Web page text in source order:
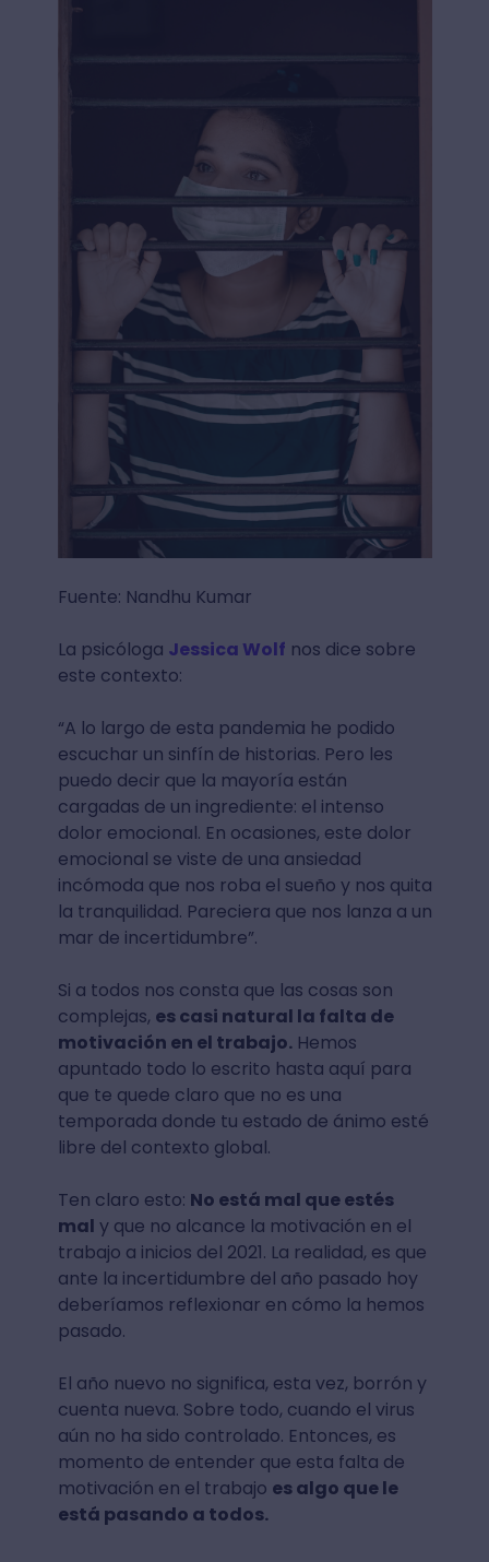
Fuente: Nandhu Kumar
La psicóloga Jessica Wolf nos dice sobre
este contexto:
“A lo largo de esta pandemia he podido
escuchar un sinfín de historias. Pero les
puedo decir que la mayoría están
cargadas de un ingrediente: el intenso
dolor emocional. En ocasiones, este dolor
emocional se viste de una ansiedad
incómoda que nos roba el sueño y nos quita
la tranquilidad. Pareciera que nos lanza a un
mar de incertidumbre”.
Si a todos nos consta que las cosas son
complejas, es casi natural la falta de
motivación en el trabajo.Hemos
apuntado todo lo escrito hasta aquí para
que te quede claro que no es una
temporada donde tu estado de ánimo esté
libre del contexto global.
Ten claro esto: No está mal que estés
mal y que no alcance la motivación en el
trabajo a inicios del 2021. La realidad, es que
ante la incertidumbre del año pasado hoy
deberíamos reflexionar en cómo la hemos
pasado.
El año nuevo no significa, esta vez, borrón y
cuenta nueva. Sobre todo, cuando el virus
aún no ha sido controlado. Entonces, es
momento de entender que esta falta de
motivación en el trabajo es algo que le
está pasando a todos.